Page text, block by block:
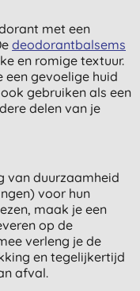
met een
deodorantbalsems
en romige textuur.
een gevoelige huid
gebruiken als een
delen van je
van duurzaamheid
voor hun
maak je een
op de
verleng je de
en tegelijkertijd
afval.